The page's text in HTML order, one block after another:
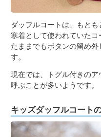
ダッフルコートは、もと
寒着として使われていた
たままでもボタンの留め
す。
現在では、トグル付きの
呼ぶことが多いようです。
キッズダッフルコート